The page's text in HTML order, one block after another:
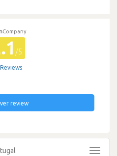
Company
/5
review
Toggle